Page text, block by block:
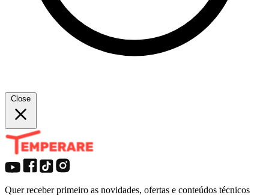
Close
Quer receber primeiro as novidades, ofertas e conteúdos técnicos